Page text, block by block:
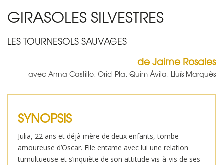
GIRASOLES SILVESTRES
LES TOURNESOLS SAUVAGES
de Jaime Rosales
avec Anna Castillo, Oriol Pla, Quim Àvila, Lluís Marquès
SYNOPSIS
Julia, 22 ans et déjà mère de deux enfants, tombe
amoureuse d’Oscar. Elle entame avec lui une relation
tumultueuse et s’inquiète de son attitude vis-à-vis de ses